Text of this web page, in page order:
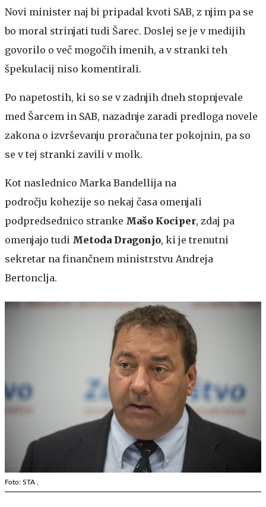
Novi minister naj bi pripadal kvoti SAB, z njim pa se
bo moral strinjati tudi Šarec. Doslej se je v medijih
govorilo o več mogočih imenih, a v stranki teh
špekulacij niso komentirali.
Po napetostih, ki so se v zadnjih dneh stopnjevale
med Šarcem in SAB, nazadnje zaradi predloga novele
zakona o izvrševanju proračuna ter pokojnin, pa so
se v tej stranki zavili v molk.
Kot naslednico Marka Bandellija na
področju kohezije so nekaj časa omenjali
podpredsednico stranke Mašo Kociper, zdaj pa
omenjajo tudi Metoda Dragonjo, ki je trenutni
sekretar na finančnem ministrstvu Andreja
Bertonclja.
Foto: STA ,